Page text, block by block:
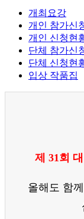
개최요강
개인 참가신
개인 신청현
단체 참가신
단체 신청현
입상 작품집
제 31회
올해도 함